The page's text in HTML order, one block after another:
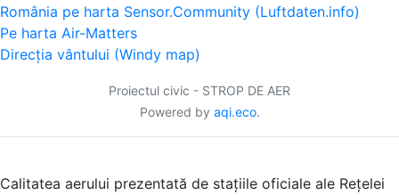
România pe harta Sensor.Community (Luftdaten.info)
Pe harta Air-Matters
Direcția vântului (Windy map)
Proiectul civic - STROP DE AER
Powered by aqi.eco.
Calitatea aerului prezentată de stațiile oficiale ale Rețelei